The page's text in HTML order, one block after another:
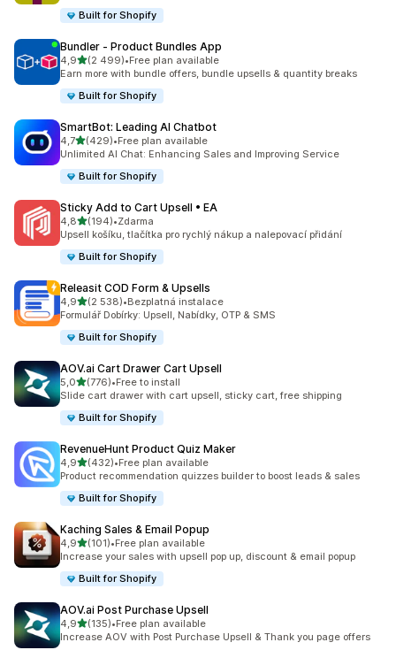
Built for Shopify
Bundler ‑ Product Bundles App
4,9z 5 hvězd
(2 499)
Celkový počet recenzí: 2499
•Free plan available
Earn more with bundle offers, bundle upsells & quantity breaks
Built for Shopify
SmartBot: Leading AI Chatbot
4,7z 5 hvězd
(429)
Celkový počet recenzí: 429
•Free plan available
Unlimited AI Chat: Enhancing Sales and Improving Service
Built for Shopify
Sticky Add to Cart Upsell • EA
4,8z 5 hvězd
(194)
Celkový počet recenzí: 194
•Zdarma
Upsell košíku, tlačítka pro rychlý nákup a nalepovací přidání
Built for Shopify
Releasit COD Form & Upsells
4,9z 5 hvězd
(2 538)
Celkový počet recenzí: 2538
•Bezplatná instalace
Formulář Dobírky: Upsell, Nabídky, OTP & SMS
Built for Shopify
AOV.ai Cart Drawer Cart Upsell
5,0z 5 hvězd
(776)
Celkový počet recenzí: 776
•Free to install
Slide cart drawer with cart upsell, sticky cart, free shipping
Built for Shopify
RevenueHunt Product Quiz Maker
4,9z 5 hvězd
(432)
Celkový počet recenzí: 432
•Free plan available
Product recommendation quizzes builder to boost leads & sales
Built for Shopify
Kaching Sales & Email Popup
4,9z 5 hvězd
(101)
Celkový počet recenzí: 101
•Free plan available
Increase your sales with upsell pop up, discount & email popup
Built for Shopify
AOV.ai Post Purchase Upsell
4,9z 5 hvězd
(135)
Celkový počet recenzí: 135
•Free plan available
Increase AOV with Post Purchase Upsell & Thank you page offers